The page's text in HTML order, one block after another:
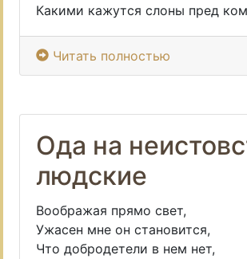
Какими кажутся слоны пред
Читать полностью
Ода на
людские
Воображая прямо свет,
Ужасен мне он становится,
Что добродетели в нем нет,